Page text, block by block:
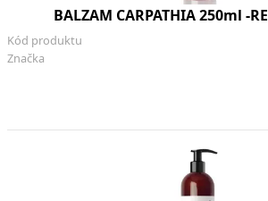
BALZAM CARPATHIA 250ml -
Značka
Kód produktu